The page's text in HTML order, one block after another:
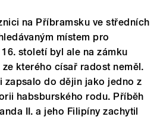
na Příbramsku ve středních
místem pro
století byl ale na zámku
kterého císař radost neměl.
zapsalo do dějin jako jedno z
habsburského rodu. Příběh
II. a jeho Filipíny zachytil